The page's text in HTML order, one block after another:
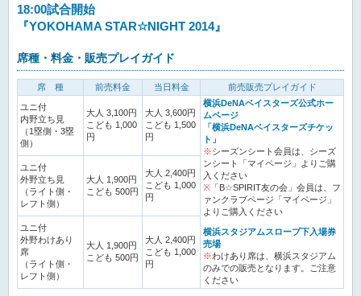
18:00試合開始
『YOKOHAMA STAR☆NIGHT 2014』
席種・料金・販売プレイガイド
席 種 前売料金 当日料金 前売販売プレイガイド
ユニ付
内野立ち見
（1塁側・3塁
側）
大人 3,100円
こども 1,000
円
大人 3,600円
こども 1,500
円
横浜DeNAベイスターズ公式ホー
ムページ
「横浜DeNAベイスターズチケッ
ト」
※シーズンシート会員は、シーズ
ンシート「マイページ」よりご購
入ください
※ 「B☆SPIRIT友の会」会員は、フ
ァンクラブページ「マイページ」
よりご購入ください
横浜スタジアムスロープ下入場券
売場
※わけあり席は、横浜スタジアム
のみでの販売となります。ご注意
ください
ユニ付
外野立ち見
（ライト側・
レフト側）
大人 1,900円
こども 500円
大人 2,400円
こども 1,000
円
ユニ付
外野わけあり
席
（ライト側・
レフト側）
大人 1,900円
こども 500円
大人 2,400円
こども 1,000
円